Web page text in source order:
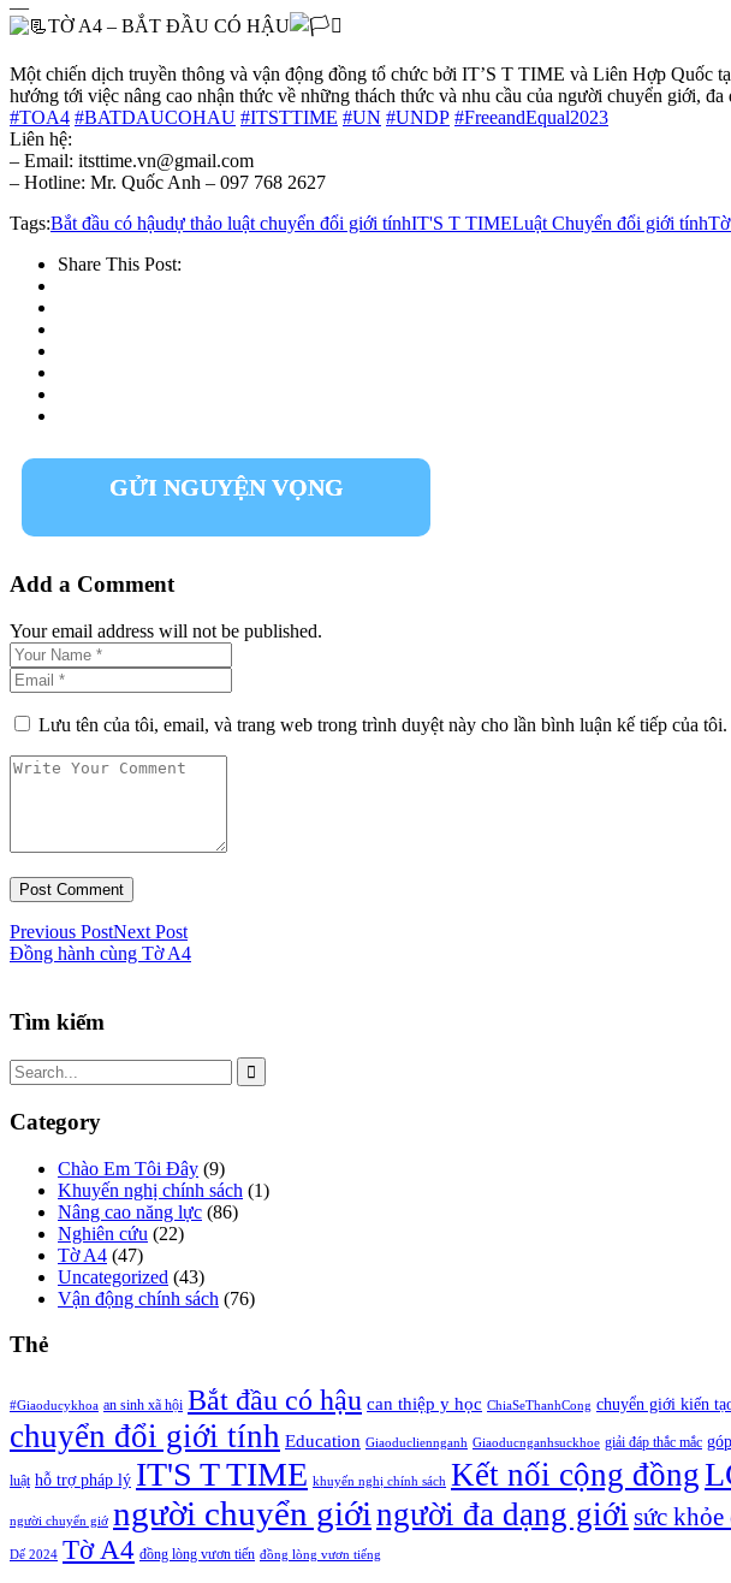
TỜ A4 – BẮT ĐẦU CÓ HẬU
Một chiến dịch truyền thông và vận động đồng tổ chức bởi IT’S T TIME và Liên Hợp Quốc
hướng tới việc nâng cao nhận thức về những thách thức và nhu cầu của người chuyển giới,
#TOA4 #BATDAUCOHAU #ITSTTIME #UN #UNDP #FreeandEqual2023
Liên hệ:
– Email: itsttime.vn@gmail.com
– Hotline: Mr. Quốc Anh – 097 768 2627
Tags:Bắt đầu có hậudự thảo luật chuyển đổi giới tínhIT'S T TIMELuật Chuyển đổi giới tính
Share This Post:
GỬI NGUYỆN VỌNG
Add a Comment
Your email address will not be published.
Lưu tên của tôi, email, và trang web trong trình duyệt này cho lần bình luận kế tiếp của tôi.
Previous PostNext Post
Đồng hành cùng Tờ A4
Tìm kiếm
Category
Chào Em Tôi Đây (9)
Khuyến nghị chính sách (1)
Nâng cao năng lực (86)
Nghiên cứu (22)
Tờ A4 (47)
Uncategorized (43)
Vận động chính sách (76)
Thẻ
#Giaoducykhoa an sinh xã hội Bắt đầu có hậu can thiệp y học ChiaSeThanhCong chuyển giới kiến
chuyển đổi giới tính Education Giaoducliennganh Giaoducnganhsuckhoe giải đáp thắc mắc
luật hỗ trợ pháp lý IT'S T TIME khuyến nghị chính sách Kết nối cộng đồng
người chuyển giớ người chuyển giới người đa dạng giới sức
Dế 2024 Tờ A4 đồng lòng vươn tiến đồng lòng vươn tiếng